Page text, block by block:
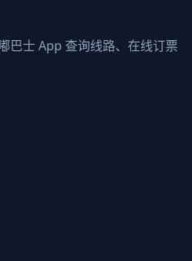
巴士 App 查询线路、在线订票